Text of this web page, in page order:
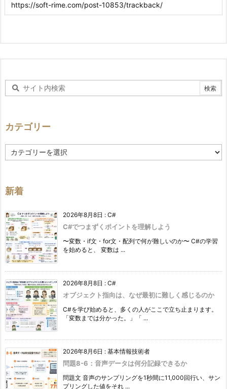
カテゴリー
テ
ー
新着
2026年8月8日 : C#
C#でつまずくポイントを理解しよう
〜変数・if文・for文・配列で何が難しいのか〜 C#の学習
を始めると、 変数は ...
2026年8月8日 : C#
オブジェクト指向は、なぜ最初に難しく感じるのか
C#を学び始めると、多くの人がここで立ち止まります。
「変数までは分かった。」「 ...
2026年8月6日 : 基本情報技術者
問題8-6：音声データは何分記録できるか
問題文 音声のサンプリングを1秒間に11,000回行い、サン
プリングした値をそれ ...